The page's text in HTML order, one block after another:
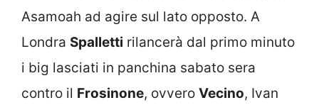
Asamoah ad agire sul lato opposto. A
Londra Spalletti rilancerà dal primo minuto
i big lasciati in panchina sabato sera
contro il Frosinone, ovvero Vecino, Ivan